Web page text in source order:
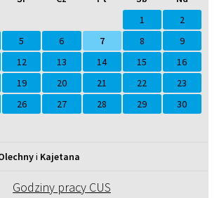
Wrzesień
2026
Sierpień
2027
1
2
5 6 7 8
9
12 13 14 15
16
19 20 21 22
23
26 27 28 29
30
i Kajetana
Godziny pracy CUS